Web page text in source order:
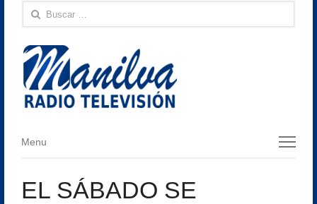
Buscar:
Menu
Menu
EL SÁBADO SE